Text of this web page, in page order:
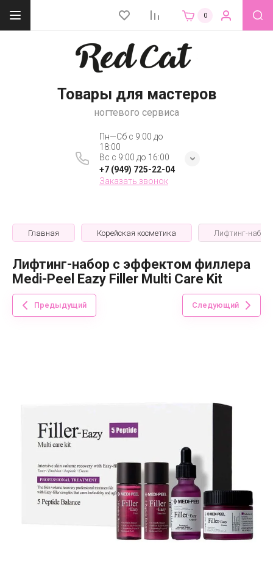
0
Товары для мастеров
ногтевого сервиса
Пн—Сб с 9:00 до
18:00
Вс с 9:00 до 16:00
+7 (949) 725-22-04
Заказать звонок
Главная Корейская косметика Лифтинг-набор
Лифтинг-набор с эффектом филлера
Medi-Peel Eazy Filler Multi Care Kit
Предыдущий Следующий